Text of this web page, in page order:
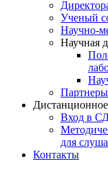
Ученый
Научно-
Научная
Партнеры
Вход в
для
Контакты